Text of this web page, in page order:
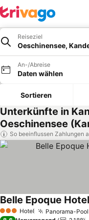
Reiseziel
Oeschinensee,
An-/Abreise
Daten wählen
Sortieren
Unterkünfte in
Oeschinensee
So beeinflussen Zahlungen
3 SterneHotel Panorama-
Belle Epoque